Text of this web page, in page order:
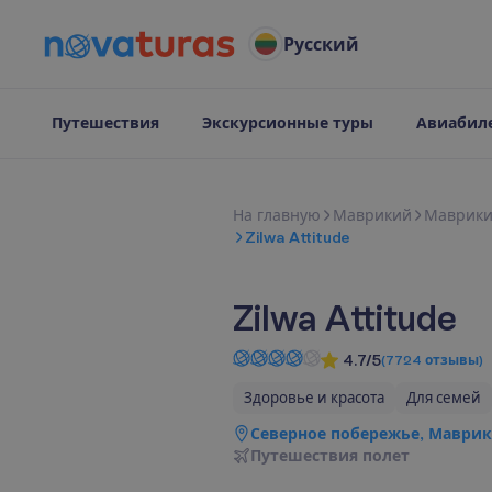
Русский
Путешествия Экскурсионные туры
На главную Маврикий
Zilwa Attitude
Zilwa Attitude
4.7/5(7724 отзывы)
Здоровье и красота Для семей
Северное побережье,
Путешествия полет